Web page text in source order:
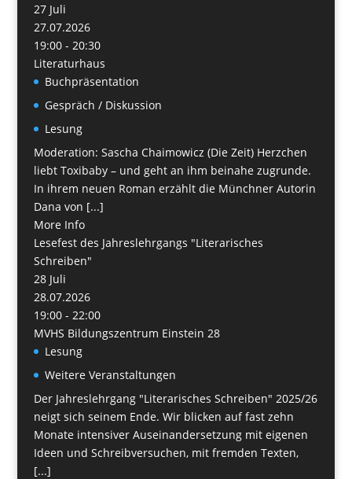
27 Juli
27.07.2026
19:00 - 20:30
Literaturhaus
Buchpräsentation
Gespräch / Diskussion
Lesung
Moderation: Sascha Chaimowicz (Die Zeit) Herzchen
liebt Toxibaby – und geht an ihm beinahe zugrunde.
In ihrem neuen Roman erzählt die Münchner Autorin
Dana von [...]
More Info
Lesefest des Jahreslehrgangs "Literarisches
Schreiben"
28 Juli
28.07.2026
19:00 - 22:00
MVHS Bildungszentrum Einstein 28
Lesung
Weitere Veranstaltungen
Der Jahreslehrgang "Literarisches Schreiben" 2025/26
neigt sich seinem Ende. Wir blicken auf fast zehn
Monate intensiver Auseinandersetzung mit eigenen
Ideen und Schreibversuchen, mit fremden Texten,
[...]